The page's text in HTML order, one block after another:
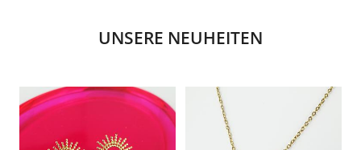
UNSERE NEUHEITEN